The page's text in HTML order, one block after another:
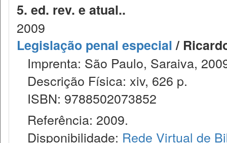
5. ed. rev. e atual..
2009
Legislação penal especial/
Imprenta: São Paulo, Saraiva,
Descrição Física: xiv, 626 p.
ISBN: 9788502073852
Referência: 2009.
Disponibilidade: Rede Virtual de